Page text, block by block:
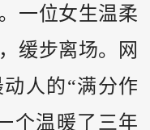
一位女生温柔
缓步离场。网
人的“满分作
个温暖了三年